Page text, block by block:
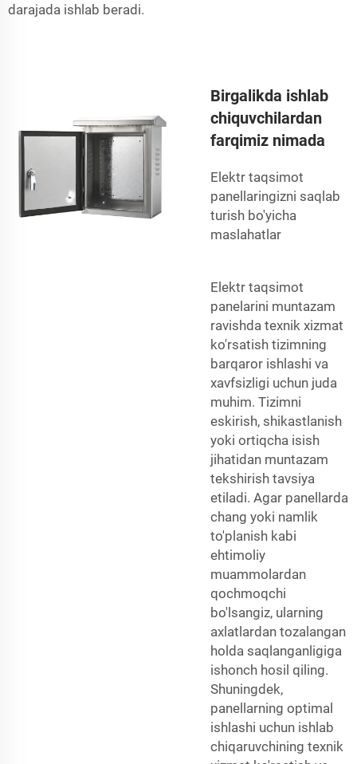
darajada ishlab beradi.
Birgalikda ishlab
chiquvchilardan
farqimiz nimada
Elektr taqsimot
panellaringizni saqlab
turish bo'yicha
maslahatlar
Elektr taqsimot
panelarini muntazam
ravishda texnik xizmat
ko'rsatish tizimning
barqaror ishlashi va
xavfsizligi uchun juda
muhim. Tizimni
eskirish, shikastlanish
yoki ortiqcha isish
jihatidan muntazam
tekshirish tavsiya
etiladi. Agar panellarda
chang yoki namlik
to'planish kabi
ehtimoliy
muammolardan
qochmoqchi
bo'lsangiz, ularning
axlatlardan tozalangan
holda saqlanganligiga
ishonch hosil qiling.
Shuningdek,
panellarning optimal
ishlashi uchun ishlab
chiqaruvchining texnik